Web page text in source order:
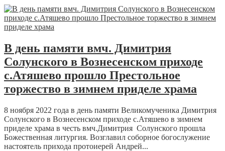
В день памяти вмч. Димитрия
Солунского в Вознесенском приходе
с.Атяшево прошло Престольное
торжество в зимнем приделе храма
8 ноября 2022 года в день памяти Великомученика Димитрия
Солунского в Вознесенском приходе с.Атяшево в зимнем
приделе храма в честь вмч.Димитрия Солунского прошла
Божественная литургия. Возглавил соборное богослужение
настоятель прихода протоиерей Андрей...